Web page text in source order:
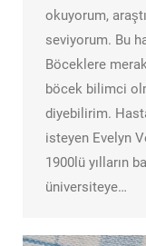
okuyorum,
seviyorum. Bu
Böceklere
böcek bilimci
diyebilirim.
isteyen Evelyn
1900lü yılların
üniversiteye…